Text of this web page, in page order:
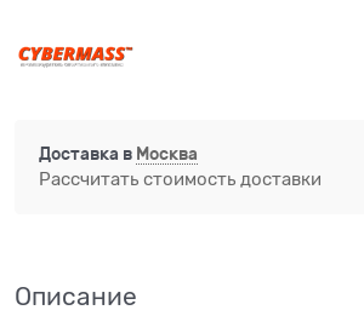
Доставка в Москва
Рассчитать стоимость доставки
Описание